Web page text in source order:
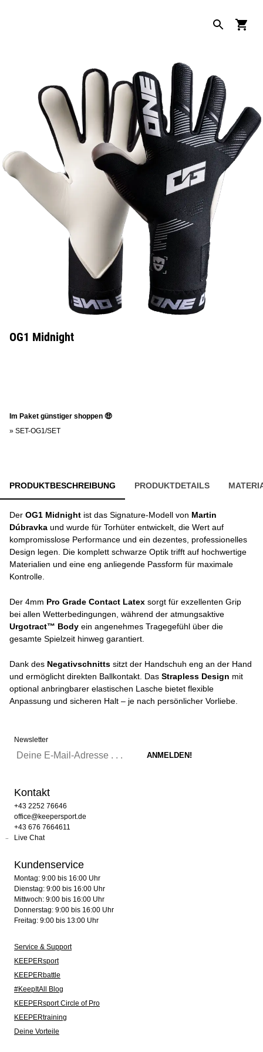
OG1 Midnight
Im Paket günstiger shoppen 🤑
» SET-OG1/SET
PRODUKTBESCHREIBUNG PRODUKTDETAILS
Der OG1 Midnight ist das Signature-Modell von Martin
Dúbravka und wurde für Torhüter entwickelt, die Wert auf
kompromisslose Performance und ein dezentes, professionelles
Design legen. Die komplett schwarze Optik trifft auf hochwertige
Materialien und eine eng anliegende Passform für maximale
Kontrolle.
Der 4mm Pro Grade Contact Latex sorgt für exzellenten Grip
bei allen Wetterbedingungen, während der atmungsaktive
Urgotract™ Body ein angenehmes Tragegefühl über die
gesamte Spielzeit hinweg garantiert.
Dank des Negativschnitts sitzt der Handschuh eng an der Hand
und ermöglicht direkten Ballkontakt. Das Strapless Design mit
optional anbringbarer elastischen Lasche bietet flexible
Anpassung und sicheren Halt – je nach persönlicher Vorliebe.
Newsletter
Kontakt
+43 2252 76646
office@keepersport.de
+43 676 7664611
Live Chat
Kundenservice
Montag: 9:00 bis 16:00 Uhr
Dienstag: 9:00 bis 16:00 Uhr
Mittwoch: 9:00 bis 16:00 Uhr
Donnerstag: 9:00 bis 16:00 Uhr
Freitag: 9:00 bis 13:00 Uhr
Service & Support
KEEPERsport
KEEPERbattle
#KeepItAll Blog
KEEPERsport Circle of Pro
KEEPERtraining
Deine Vorteile